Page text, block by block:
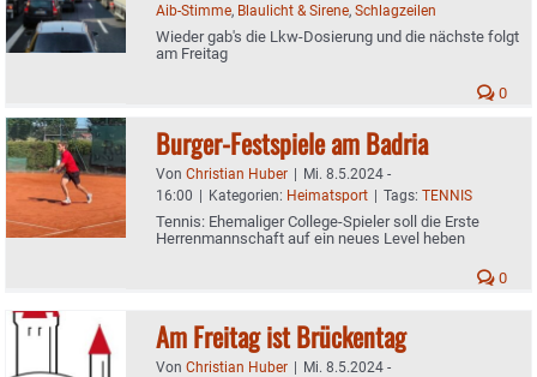
Aib-Stimme, Blaulicht & Sirene, Schlagzeilen
Wieder gab's die Lkw-Dosierung und die nächste folgt
am Freitag
0
Burger-Festspiele am Badria
Von Christian Huber | Mi. 8.5.2024 -
16:00 | Kategorien: Heimatsport | Tags: TENNIS
Tennis: Ehemaliger College-Spieler soll die Erste
Herrenmannschaft auf ein neues Level heben
0
Am Freitag ist Brückentag
Von Christian Huber | Mi. 8.5.2024 -